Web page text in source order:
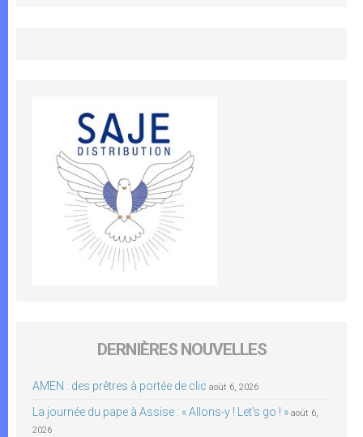
DERNIÈRES NOUVELLES
AMEN : des prêtres à portée de clic août 6, 2026
La journée du pape à Assise : « Allons-y ! Let’s go ! » août 6,
2026